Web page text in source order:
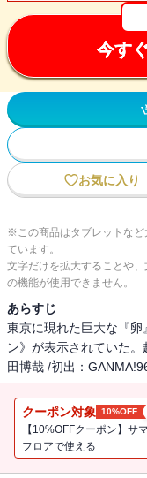
今す
お気に入り
※この商品はタブレットなど
ています。
文字だけを拡大することや
の機能が使用できません。
あらすじ
東京に現れた巨大な『
ン》が表示されていた
田博哉 /初出：
クーポン対象 10%OFF
【10%OFFクーポン】サ
フロアで使える